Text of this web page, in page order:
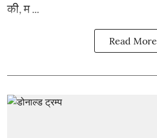
की, म ...
Read More